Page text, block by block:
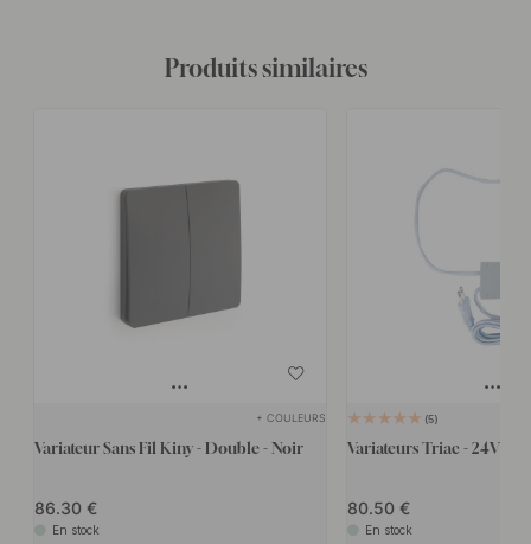
Produits similaires
+ COULEURS
Variateur Sans Fil Kiny - Double - Noir
86.30
En stock
5
Variateurs Triac - 24V
80.50
En stock